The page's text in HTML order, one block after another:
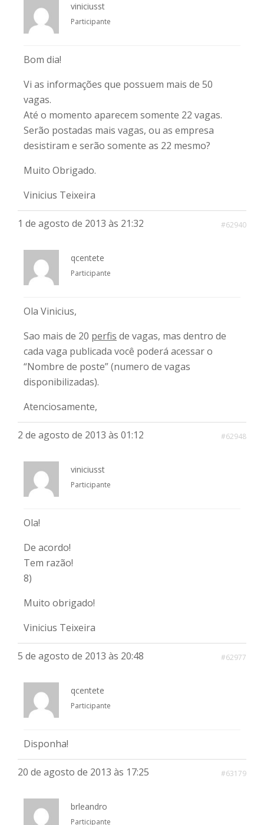
viniciusst
Participante
Bom dia!
Vi as informações que possuem mais de 50
vagas.
Até o momento aparecem somente 22 vagas.
Serão postadas mais vagas, ou as empresa
desistiram e serão somente as 22 mesmo?
Muito Obrigado.
Vinicius Teixeira
1 de agosto de 2013 às 21:32 #62940
qcentete
Participante
Ola Vinicius,
Sao mais de 20 perfis de vagas, mas dentro de
cada vaga publicada você poderá acessar o
“Nombre de poste” (numero de vagas
disponibilizadas).
Atenciosamente,
2 de agosto de 2013 às 01:12 #62948
viniciusst
Participante
Ola!
De acordo!
Tem razão!
8)
Muito obrigado!
Vinicius Teixeira
5 de agosto de 2013 às 20:48 #62977
qcentete
Participante
Disponha!
20 de agosto de 2013 às 17:25 #63179
brleandro
Participante